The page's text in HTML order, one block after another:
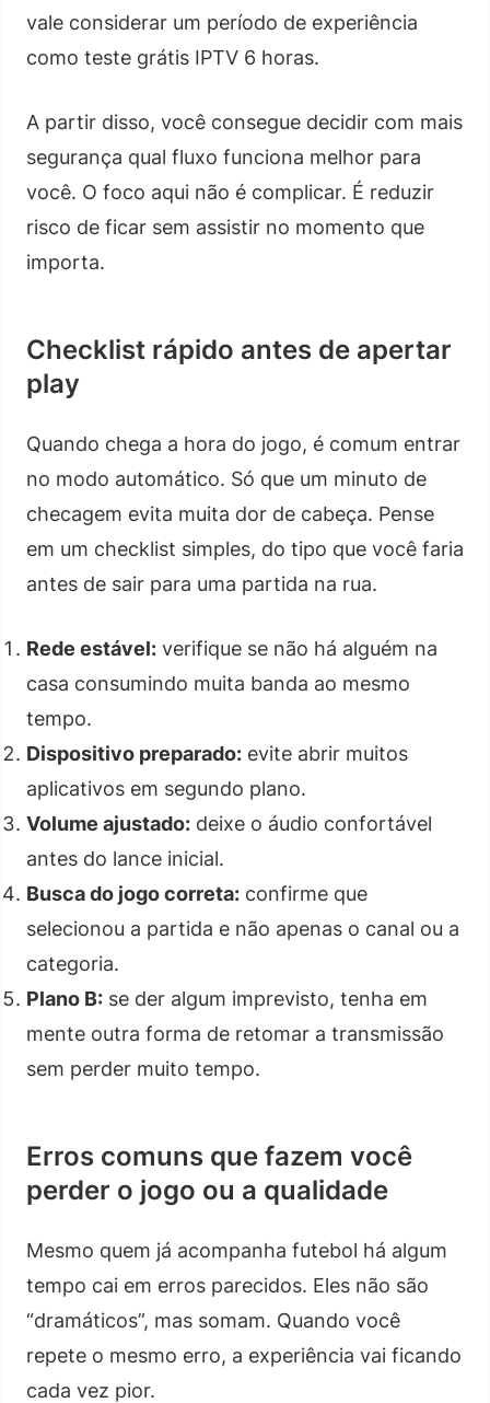
vale considerar um período de experiência
como teste grátis IPTV 6 horas.
A partir disso, você consegue decidir com mais
segurança qual fluxo funciona melhor para
você. O foco aqui não é complicar. É reduzir
risco de ficar sem assistir no momento que
importa.
Checklist rápido antes de apertar
play
Quando chega a hora do jogo, é comum entrar
no modo automático. Só que um minuto de
checagem evita muita dor de cabeça. Pense
em um checklist simples, do tipo que você faria
antes de sair para uma partida na rua.
Rede estável: verifique se não há alguém na
casa consumindo muita banda ao mesmo
tempo.
Dispositivo preparado: evite abrir muitos
aplicativos em segundo plano.
Volume ajustado: deixe o áudio confortável
antes do lance inicial.
Busca do jogo correta: confirme que
selecionou a partida e não apenas o canal ou a
categoria.
Plano B: se der algum imprevisto, tenha em
mente outra forma de retomar a transmissão
sem perder muito tempo.
Erros comuns que fazem você
perder o jogo ou a qualidade
Mesmo quem já acompanha futebol há algum
tempo cai em erros parecidos. Eles não são
“dramáticos”, mas somam. Quando você
repete o mesmo erro, a experiência vai ficando
cada vez pior.